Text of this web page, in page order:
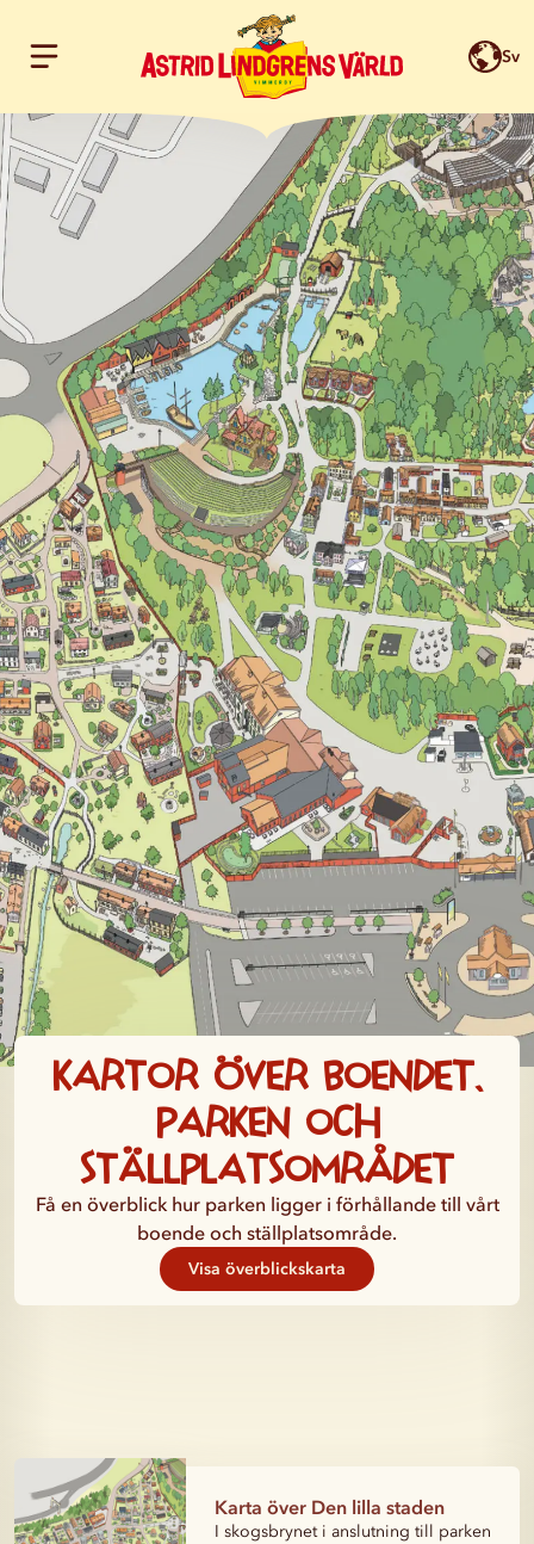
Hoppa till innehållet Sv
Kartor över boendet,
parken och
ställplatsområdet
Få en överblick hur parken ligger i förhållande till vårt
boende och ställplatsområde.
Visa överblickskarta
Karta över Den lilla staden
I skogsbrynet i anslutning till parken